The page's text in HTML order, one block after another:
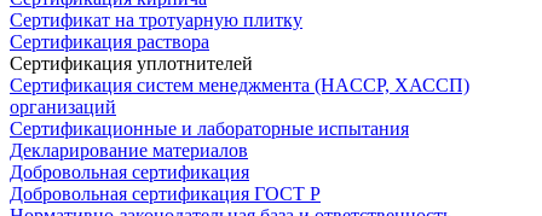
Сертификат на тротуарную плитку
Сертификация раствора
Сертификация уплотнителей
Сертификация систем менеджмента (HACCP, ХАССП)
организаций
Сертификационные и лабораторные испытания
Декларирование материалов
Добровольная сертификация
Добровольная сертификация ГОСТ Р